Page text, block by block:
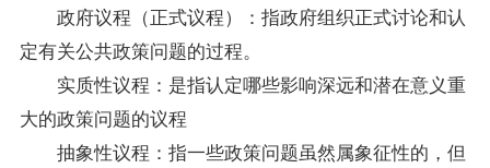
政府议程（正式议程）：指政府组织正式讨论和认
定有关公共政策问题的过程。
实质性议程：是指认定哪些影响深远和潜在意义重
大的政策问题的议程
抽象性议程：指一些政策问题虽然属象征性的，但